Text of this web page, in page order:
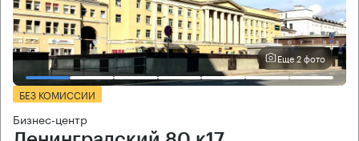
Еще 2 фото
БЕЗ КОМИССИИ
Бизнес-центр